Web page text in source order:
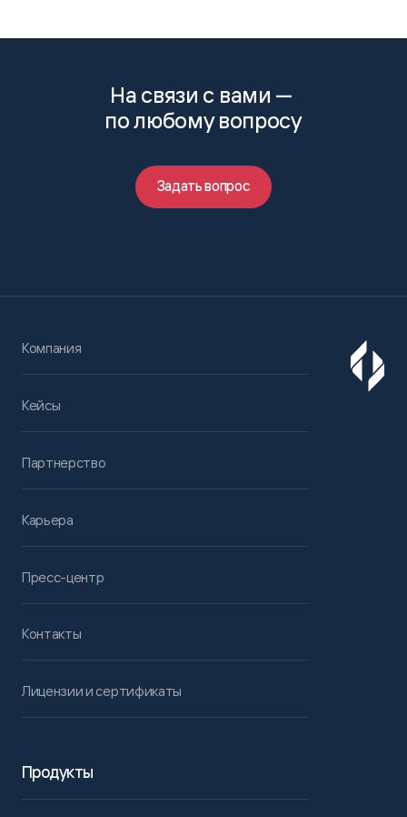
На связи с вами —
по любому вопросу
Задать вопрос
Компания
Кейсы
Партнерство
Карьера
Пресс-центр
Контакты
Лицензии и сертификаты
Продукты